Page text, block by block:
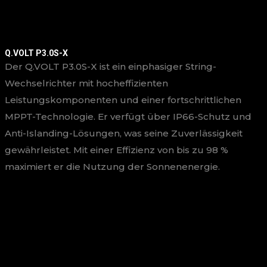
Q.VOLT P3.0S-X
Der Q.VOLT P3.0S-X ist ein einphasiger String-
Wechselrichter mit hocheffizienten
Leistungskomponenten und einer fortschrittlichen
MPPT-Technologie. Er verfügt über IP66-Schutz und
Anti-Islanding-Lösungen, was seine Zuverlässigkeit
gewährleistet. Mit einer Effizienz von bis zu 98 %
maximiert er die Nutzung der Sonnenenergie.